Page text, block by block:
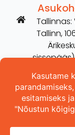
Tallinnas:
Tallinn,
Tartus:
Tartu,
Hilarise